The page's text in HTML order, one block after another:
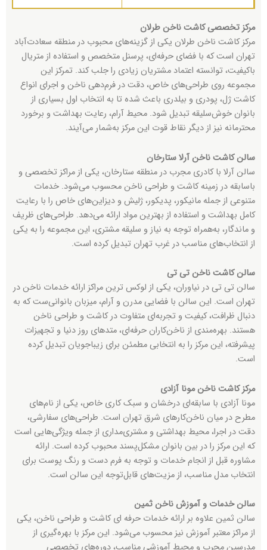
مرکز تخصصی کاشت ناخن طرلان
مرکز کاشت ناخن طرلان یکی از گزینه‌های محبوب در منطقه سعادت‌آباد
تهران است که با فضای حرفه‌ای، پرسنل متخصص و استفاده از متریال
باکیفیت، توانسته اعتماد مشتریان زیادی را جلب کند. تمرکز این
مجموعه روی طراحی‌های خاص، دقت در فرم‌دهی ناخن و اجرای انواع
کاشت ژل، پودری و بیلدری باعث شده تا به انتخاب اول بسیاری از
بانوان خوش‌سلیقه تبدیل شود. محیط آرام، رعایت بهداشت و برخورد
محترمانه نیز از دیگر نقاط قوت این مرکز به‌شمار می‌آیند.
سالن کاشت ناخن آرلا ستارخان
سالن آرلا با کادری مجرب در منطقه ستارخان، یکی از مراکز تخصصی و
باسابقه در زمینه کاشت و طراحی ناخن محسوب می‌شود. خدمات
متنوعی از جمله مانیکور، پدیکور، ژلیش و دیزاین‌های خاص را با رعایت
کامل بهداشت و استفاده از بهترین مواد ارائه می‌دهد. طراحی‌های ظریف
و ماندگار، به‌همراه توجه به نیاز و سلیقه مشتری، این مجموعه را به یکی
از انتخاب‌های مناسب در غرب تهران تبدیل کرده است.
سالن کاشت ناخن تی تی
سالن تی تی در نیاوران، یکی از لوکس ترین مراکز ارائه خدمات ناخن در
تهران است. این سالن با فضایی مدرن و آرام، میزبان بانوانی‌ست که به
دنبال ظرافت، کیفیت و تجربه‌ای متفاوت در کاشت و طراحی ناخن
هستند. بهره‌مندی از ناخن‌کاران حرفه‌ای، متدهای روز دنیا و تجهیزات
پیشرفته، این مرکز را به انتخابی مطمئن برای زیباجویان تبدیل کرده
است.
مرکز کاشت ناخن مونا آزادی
مونا آزادی با سابقه‌ای درخشان و سبک کاری خاص، یکی از نام‌های
مطرح در میان ناخن‌کارهای شرق تهران است. طراحی‌های سفارشی،
دقت در اجرا، محیط بهداشتی و مشتری‌مداری از جمله ویژگی‌هایی است
که این مرکز را در بین بانوان مشکل‌پسند محبوب کرده است. ارائه
مشاوره قبل از انجام خدمات و توجه به فرم دست و رنگ پوست برای
انتخاب مدل مناسب، از مزیت‌های قابل‌توجه این سالن است.
سالن خدمات و آموزش ناخن ثمین
سالن ثمین علاوه بر ارائه خدمات حرفه ای کاشت و طراحی ناخن، یکی
از مراکز معتبر آموزش نیز محسوب می‌شود. این مرکز با بهره‌گیری از